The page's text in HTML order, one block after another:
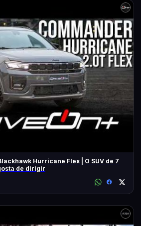
Hurricane Flex | O SUV de 7
de dirigir